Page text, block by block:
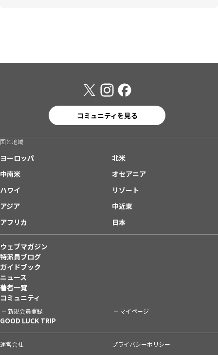
コミュニティを見る
国と地域
ヨーロッパ
北米
中南米
オセアニア
ハワイ
リゾート
アジア
中近東
アフリカ
日本
ウェブマガジン
特派員ブログ
ガイドブック
ニュース
著者一覧
コミュニティ
新規会員登録 マイページ
GOOD LUCK TRIP
運営会社
プライバシーポリシー